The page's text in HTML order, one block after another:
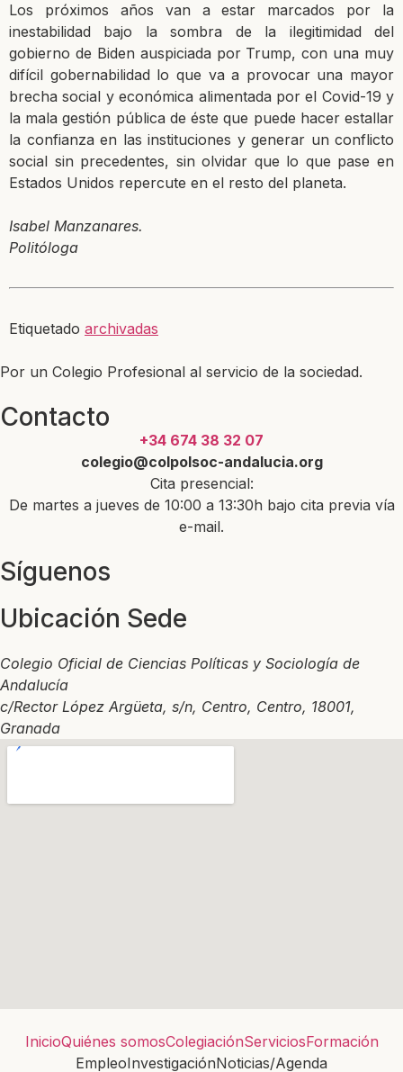
Los próximos años van a estar marcados por la
inestabilidad bajo la sombra de la ilegitimidad del
gobierno de Biden auspiciada por Trump, con una muy
difícil gobernabilidad lo que va a provocar una mayor
brecha social y económica alimentada por el Covid-19 y
la mala gestión pública de éste que puede hacer estallar
la confianza en las instituciones y generar un conflicto
social sin precedentes, sin olvidar que lo que pase en
Estados Unidos repercute en el resto del planeta.
Isabel Manzanares.
Politóloga
Etiquetado archivadas
Por un Colegio Profesional al servicio de la sociedad.
Contacto
+34 674 38 32 07
colegio@colpolsoc-andalucia.org
Cita presencial:
De martes a jueves de 10:00 a 13:30h bajo cita previa vía
e-mail.
Síguenos
Ubicación Sede
Colegio Oficial de Ciencias Políticas y Sociología de
Andalucía
c/Rector López Argüeta, s/n, Centro, Centro, 18001,
Granada
InicioQuiénes somosColegiaciónServiciosFormación
EmpleoInvestigaciónNoticias/Agenda